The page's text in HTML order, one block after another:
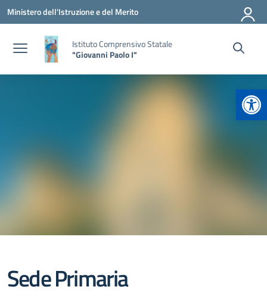
Vai ai contenuti
Vai al menu di navigazione
Vai al footer
Ministero dell'Istruzione e del Merito
Istituto Comprensivo Statale
"Giovanni Paolo I"
Sede Primaria